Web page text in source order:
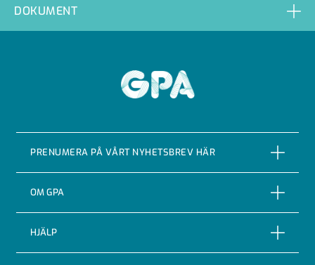
DOKUMENT
PRENUMERA PÅ VÅRT NYHETSBREV HÄR
OM GPA
Om företaget
Vår Historia
HJÄLP